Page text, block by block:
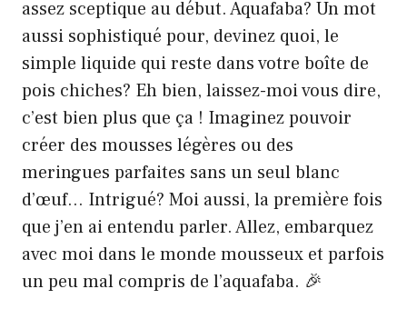
assez sceptique au début. Aquafaba? Un mot
aussi sophistiqué pour, devinez quoi, le
simple liquide qui reste dans votre boîte de
pois chiches? Eh bien, laissez-moi vous dire,
c’est bien plus que ça ! Imaginez pouvoir
créer des mousses légères ou des
meringues parfaites sans un seul blanc
d’œuf… Intrigué? Moi aussi, la première fois
que j’en ai entendu parler. Allez, embarquez
avec moi dans le monde mousseux et parfois
un peu mal compris de l’aquafaba. 🎉